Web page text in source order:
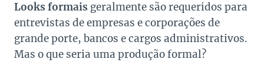
Looks formais geralmente são requeridos para
entrevistas de empresas e corporações de
grande porte, bancos e cargos administrativos.
Mas o que seria uma produção formal?